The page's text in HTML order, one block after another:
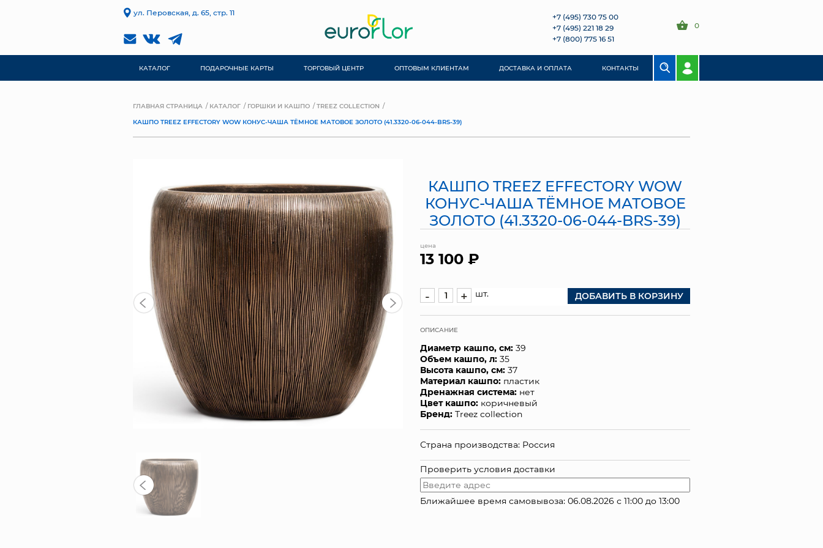
ул. Перовская, д. 65, стр. 11
+7 (495) 730 75 00
+7 (495) 221 18 29
+7 (800) 775 16 51
0
КАТАЛОГ ПОДАРОЧНЫЕ КАРТЫ ТОРГОВЫЙ ЦЕНТР ОПТОВЫМ КЛИЕНТАМ ДОСТАВКА И ОПЛАТА КОНТАКТЫ
ГЛАВНАЯ СТРАНИЦА КАТАЛОГ ГОРШКИ И КАШПО
TREEZ COLLECTION
КАШПО TREEZ EFFECTORY WOW КОНУС-ЧАША ТЁМНОЕ МАТОВОЕ ЗОЛОТО (41.3320-06-044-BRS-39)
КАШПО TREEZ EFFECTORY WOW
КОНУС-ЧАША ТЁМНОЕ МАТОВОЕ
ЗОЛОТО (41.3320-06-044-BRS-39)
цена
13 100 ₽
- + шт. ДОБАВИТЬ В КОРЗИНУ
ОПИСАНИЕ
Диаметр кашпо, см: 39
Объем кашпо, л: 35
Высота кашпо, см: 37
Материал кашпо: пластик
Дренажная система: нет
Цвет кашпо: коричневый
Бренд: Treez collection
Страна производства: Россия
Проверить условия доставки
Ближайшее время самовывоза: 06.08.2026 с 11:00 до 13:00